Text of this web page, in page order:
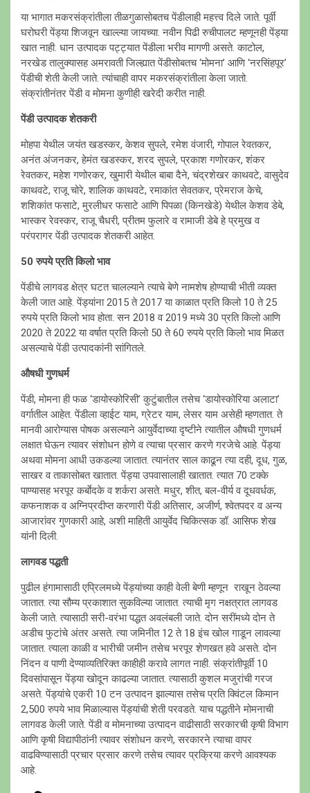
या भागात मकरसंक्रांतीला तीळगुळासोबतच पेंडीलाही महत्त्व दिले जाते. पूर्वी
घरोघरी पेंड्या शिजवून खाल्ल्या जायच्या. नवीन पिढी रुचीपालट म्हणूनही पेंड्या
खात नाही. धान उत्पादक पट्ट्यात पेंडीला भरीव मागणी असते. काटोल,
नरखेड तालुक्यासह अमरावती जिल्ह्यात पेंडीसोबतच ‘मोमना’ आणि ‘नरसिंहपूर’
पेंडीची शेती केली जाते. त्यांचाही वापर मकरसंक्रांतीला केला जातो.
संक्रांतीनंतर पेंडी व मोमना कुणीही खरेदी करीत नाही.
पेंडी उत्पादक शेतकरी
मोहपा येथील जयंत खडस्कर, केशव सुपले, रमेश वंजारी, गोपाल रेवतकर,
अनंत अंजनकर, हेमंत खडस्कर, शरद सुपले, प्रकाश गणोरकर, शंकर
रेवतकर, महेश गणोरकर, खुमारी येथील बाबा दैने, चंद्रशेखर काथवटे, वासुदेव
काथवटे, राजू चोरे, शालिक काथवटे, रमाकांत सेवतकर, प्रेमराज केचे,
शशिकांत फसाटे, मुरलीधर फसाटे आणि पिपळा (किनखेडे) येथील केशव डेबे,
भास्कर रेवस्कर, राजू चैधरी, प्रीतम फुलारे व रामाजी डेबे हे प्रमुख व
परंपरागर पेंडी उत्पादक शेतकरी आहेत.
50 रुपये प्रति किलो भाव
पेंडीचे लागवड क्षेत्र घटत चालल्याने त्याचे बेणे नामशेष होण्याची भीती व्यक्त
केली जात आहे. पेंड्यांना 2015 ते 2017 या काळात प्रति किलो 10 ते 25
रुपये प्रति किलो भाव होता. सन 2018 व 2019 मध्ये 30 प्रति किलो आणि
2020 ते 2022 या वर्षात प्रति किलो 50 ते 60 रुपये प्रति किलो भाव मिळत
असल्याचे पेंडी उत्पादकांनी सांगितले.
औषधी गुणधर्म
पेंडी, मोमना ही फळ ‘डायोस्कोरिसी’ कुटुंबातील तसेच ‘डायोस्कोरिया अलाटा’
वर्गातील आहेत. पेंडीला व्हाईट याम, ग्रेटर याम, लेसर याम असेही म्हणतात. ते
मानवी आरोग्यास पोषक असल्याने आयुर्वेदाच्या दृष्टीने त्यातील औषधी गुणधर्म
लक्षात घेऊन त्यावर संशोधन होणे व त्याचा प्रसार करणे गरजेचे आहे. पेंड्या
अथवा मोमना आधी उकडल्या जातात. त्यानंतर साल काढून त्या दही, दूध, गुळ,
साखर व ताकासोबत खातात. पेंड्या उपवासालाही खातात. त्यात 70 टक्के
पाण्यासह भरपूर कर्बाेदके व शर्करा असते. मधुर, शीत, बल-वीर्य व दूधवर्धक,
कफनाशक व अग्निप्रदीप्त करणारी पेंडी अतिसार, अजीर्ण, श्वेतपदर व अन्य
आजारांवर गुणकारी आहे, अशी माहिती आयुर्वेद चिकित्सक डॉ. आसिफ शेख
यांनी दिली.
लागवड पद्धती
पुढील हंगामासाठी एप्रिलमध्ये पेंड्यांच्या काही वेली बेणी म्हणून राखून ठेवल्या
जातात. त्या सौम्य प्रकाशात सुकविल्या जातात. त्याची मृग नक्षत्रात लागवड
केली जाते. त्यासाठी सरी-वरंभा पद्धत अवलंबली जाते. दोन सरींमध्ये दोन ते
अडीच फुटांचे अंतर असते. त्या जमिनीत 12 ते 18 इंच खोल गाडून लावल्या
जातात. त्याला काळी व भारीची जमीन तसेच भरपूर शेणखत हवे असते. दोन
निंदन व पाणी देण्याव्यतिरिक्त काहीही करावे लागत नाही. संक्रांतीपूर्वी 10
दिवसांपासून पेंड्या खोदून काढल्या जातात. त्यासाठी कुशल मजुरांची गरज
असते. पेंड्यांचे एकरी 10 टन उत्पादन झाल्यास तसेच प्रति क्विंटल किमान
2,500 रुपये भाव मिळाल्यास पेंड्यांची शेती परवडते. याच पद्धतीने मोमनाची
लागवड केली जाते. पेंडी व मोमनाच्या उत्पादन वाढीसाठी सरकारची कृषी विभाग
आणि कृषी विद्यापीठांनी त्यावर संशोधन करणे, सरकारने त्याचा वापर
वाढविण्यासाठी प्रचार प्रसार करणे तसेच त्यावर प्रक्रिया करणे आवश्यक
आहे.